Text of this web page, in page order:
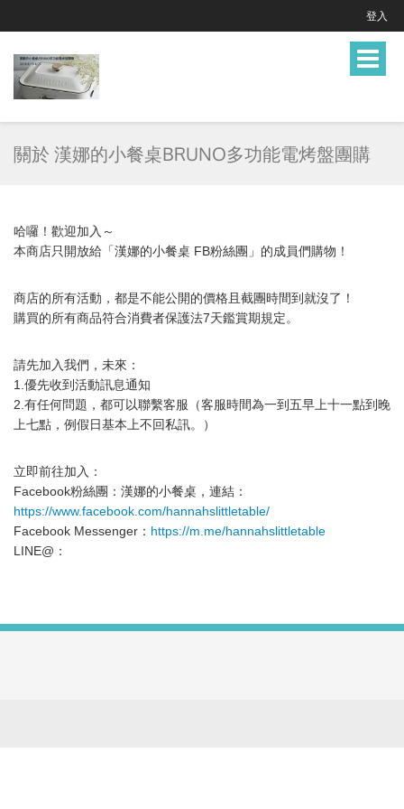
登入
Toggle
關於 漢娜的小餐桌BRUNO多功能電烤盤團購
哈囉！歡迎加入～
本商店只開放給「漢娜的小餐桌 FB粉絲團」的成員們購物！
商店的所有活動，都是不能公開的價格且截團時間到就沒了！
購買的所有商品符合消費者保護法7天鑑賞期規定。
請先加入我們，未來：
1.優先收到活動訊息通知
2.有任何問題，都可以聯繫客服（客服時間為一到五早上十一點到晚
上七點，例假日基本上不回私訊。）
立即前往加入：
Facebook粉絲團：漢娜的小餐桌，連結：
https://www.facebook.com/hannahslittletable/
Facebook Messenger： https://m.me/hannahslittletable
LINE@：